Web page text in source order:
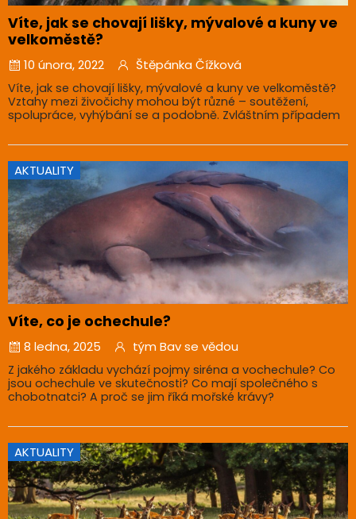
Víte, jak se chovají lišky, mývalové a kuny ve
velkoměstě?
10 února, 2022 Štěpánka Čížková
Víte, jak se chovají lišky, mývalové a kuny ve velkoměstě?
Vztahy mezi živočichy mohou být různé – soutěžení,
spolupráce, vyhýbání se a podobně. Zvláštním případem
AKTUALITY
Víte, co je ochechule?
8 ledna, 2025 tým Bav se vědou
Z jakého základu vychází pojmy siréna a vochechule? Co
jsou ochechule ve skutečnosti? Co mají společného s
chobotnatci? A proč se jim říká mořské krávy?
AKTUALITY